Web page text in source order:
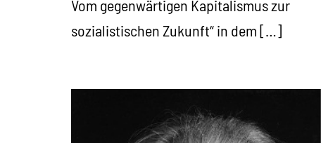
Vom gegenwärtigen Kapitalismus zur
sozialistischen Zukunft“ in dem […]